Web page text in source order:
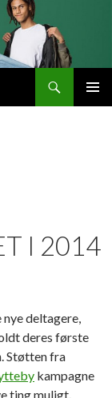
I 2014
deltagere,
deres første
Støtten fra
kampagne
ting muligt.